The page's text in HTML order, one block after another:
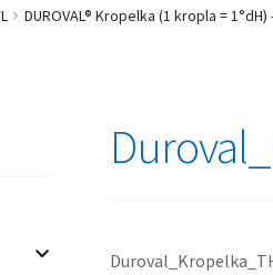
DUROVAL® Kropelka (1 kropla =